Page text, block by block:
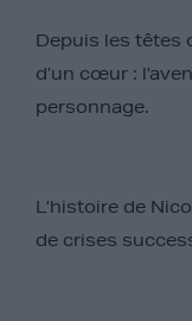
Depuis les têtes
d’un cœur :
personnage.
L’histoire de
de crises